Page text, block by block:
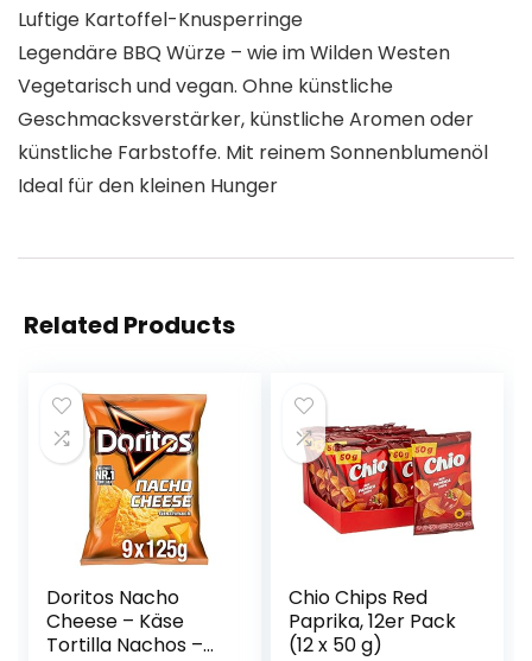
Luftige Kartoffel-Knusperringe
Legendäre BBQ Würze – wie im Wilden Westen
Vegetarisch und vegan. Ohne künstliche
Geschmacksverstärker, künstliche Aromen oder
künstliche Farbstoffe. Mit reinem Sonnenblumenöl
Ideal für den kleinen Hunger
Related Products
Doritos Nacho
Cheese – Käse
Tortilla Nachos –
Chio Chips Red
Paprika, 12er Pack
(12 x 50 g)